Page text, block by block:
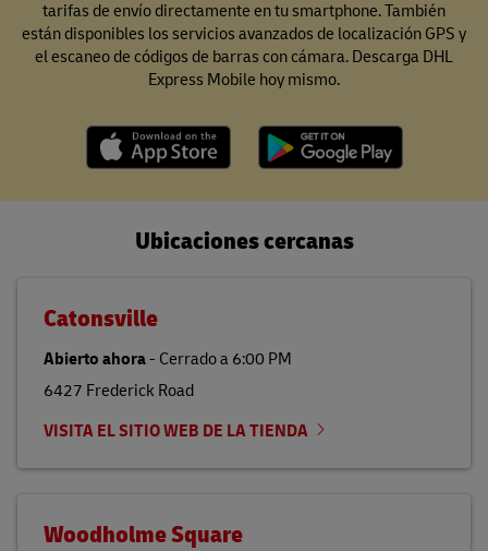
tarifas de envío directamente en tu smartphone. También
están disponibles los servicios avanzados de localización GPS y
el escaneo de códigos de barras con cámara. Descarga DHL
Express Mobile hoy mismo.
Ubicaciones cercanas
Catonsville
Abierto ahora- Cerrado a6:00 PM
6427 Frederick Road
VISITA EL SITIO WEB DE LA TIENDA
Woodholme Square